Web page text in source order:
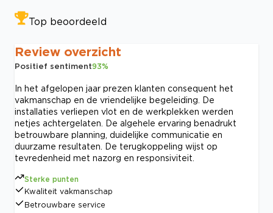
Top beoordeeld
Review overzicht
Positief sentiment93%
In het afgelopen jaar prezen klanten consequent het
vakmanschap en de vriendelijke begeleiding. De
installaties verliepen vlot en de werkplekken werden
netjes achtergelaten. De algehele ervaring benadrukt
betrouwbare planning, duidelijke communicatie en
duurzame resultaten. De terugkoppeling wijst op
tevredenheid met nazorg en responsiviteit.
Sterke punten
Kwaliteit vakmanschap
Betrouwbare service